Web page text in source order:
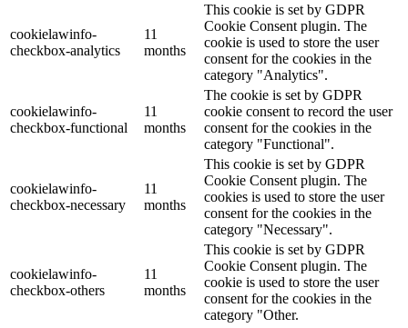
cookielawinfo-
checkbox-analytics
11
months
This cookie is set by GDPR
Cookie Consent plugin. The
cookie is used to store the user
consent for the cookies in the
category "Analytics".
cookielawinfo-
checkbox-functional
11
months
The cookie is set by GDPR
cookie consent to record the user
consent for the cookies in the
category "Functional".
cookielawinfo-
checkbox-necessary
11
months
This cookie is set by GDPR
Cookie Consent plugin. The
cookies is used to store the user
consent for the cookies in the
category "Necessary".
cookielawinfo-
checkbox-others
11
months
This cookie is set by GDPR
Cookie Consent plugin. The
cookie is used to store the user
consent for the cookies in the
category "Other.